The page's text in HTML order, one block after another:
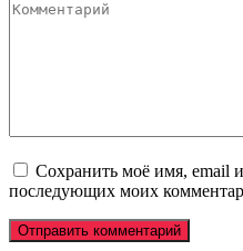
Комментарий
Сохранить моё имя, email и
последующих моих